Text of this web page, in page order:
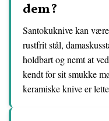
dem?
Santokuknive kan
rustfrit stål,
holdbart og nemt at
kendt for sit smukke
keramiske knive er